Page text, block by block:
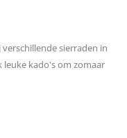
sierraden in
kado's om zomaar